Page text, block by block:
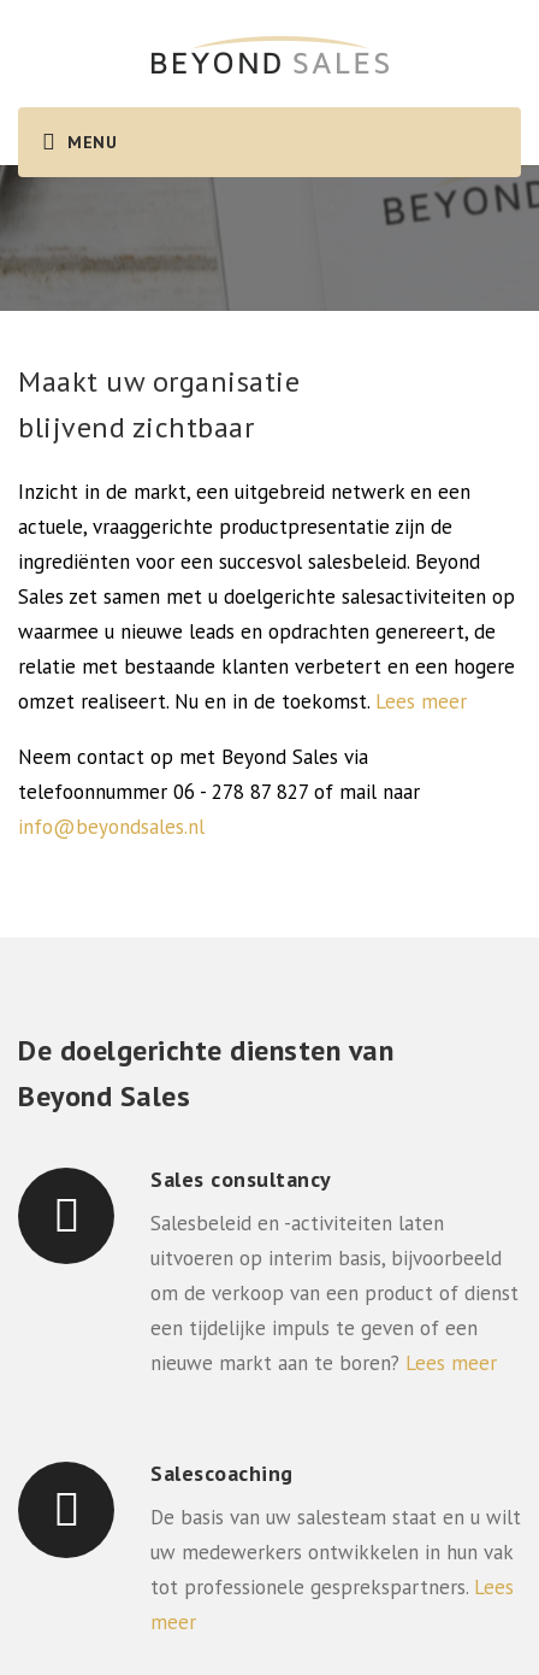
Maakt uw organisatie
blijvend zichtbaar
Inzicht in de markt, een uitgebreid netwerk en een
actuele, vraaggerichte productpresentatie zijn de
ingrediënten voor een succesvol salesbeleid. Beyond
Sales zet samen met u doelgerichte salesactiviteiten op
waarmee u nieuwe leads en opdrachten genereert, de
relatie met bestaande klanten verbetert en een hogere
omzet realiseert. Nu en in de toekomst. Lees meer
Neem contact op met Beyond Sales via
telefoonnummer 06 - 278 87 827 of mail naar
info@beyondsales.nl
De doelgerichte diensten van
Beyond Sales
Sales consultancy
Salesbeleid en -activiteiten laten
uitvoeren op interim basis, bijvoorbeeld
om de verkoop van een product of dienst
een tijdelijke impuls te geven of een
nieuwe markt aan te boren? Lees meer
Salescoaching
De basis van uw salesteam staat en u wilt
uw medewerkers ontwikkelen in hun vak
tot professionele gesprekspartners. Lees
meer